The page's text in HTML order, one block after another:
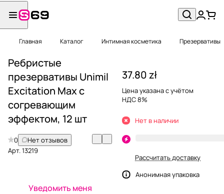
Главная Каталог Интимная косметика Презервативы
Ребристые
презервативы Unimil
Excitation Max с
согревающим
эффектом, 12 шт
0
Нет отзывов
Арт.13219
Уведомить меня
37.80 zł
Цена указана с учётом
НДС 8%
Нет в наличии
Рассчитать доставку
Анонимная упаковка